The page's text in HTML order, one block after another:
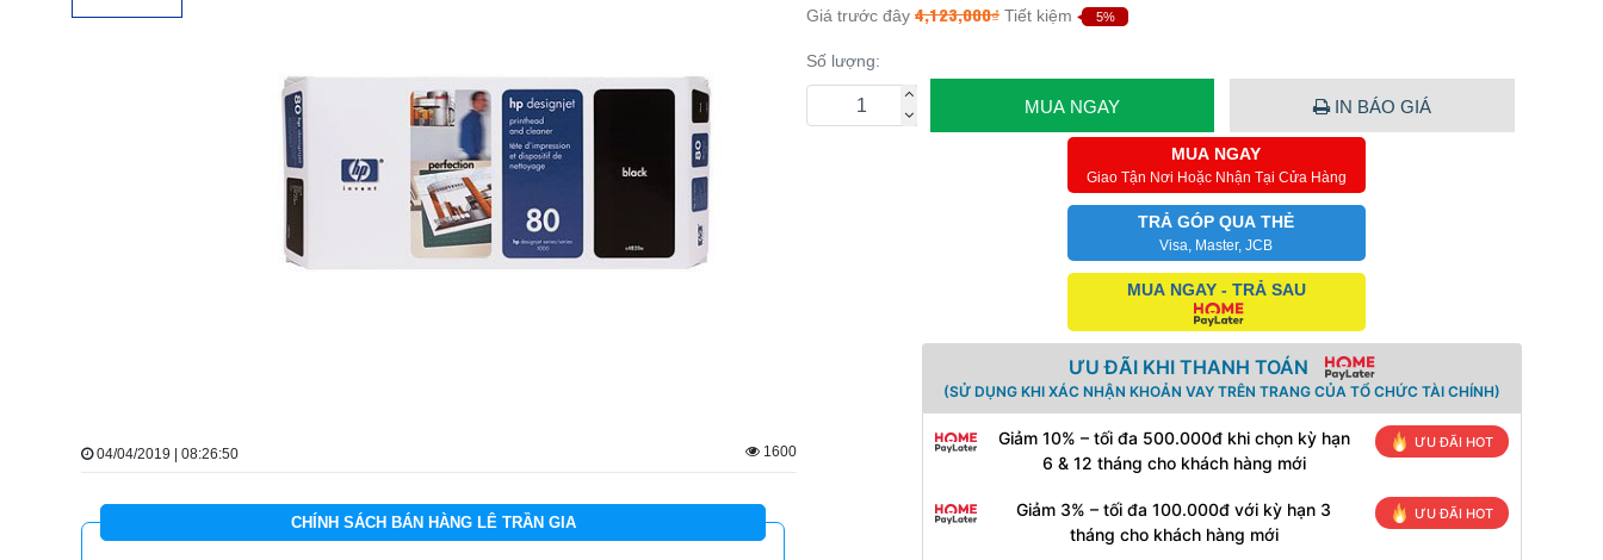
04/04/2019 | 08:26:50 1600
CHÍNH SÁCH BÁN HÀNG LÊ TRẦN GIA
Giá trước đây 4,123,000₫ Tiết kiệm 5%
Số lượng:
MUA NGAY IN BÁO GIÁ
MUA NGAY
Giao Tận Nơi Hoặc Nhận Tại Cửa Hàng
TRẢ GÓP QUA THẺ
Visa, Master, JCB
MUA NGAY - TRẢ SAU
ƯU ĐÃI KHI THANH TOÁN
(SỬ DỤNG KHI XÁC NHẬN KHOẢN VAY TRÊN TRANG CỦA TỔ CHỨC TÀI CHÍNH)
Giảm 10% – tối đa 500.000đ khi chọn kỳ hạn
6 & 12 tháng cho khách hàng mới
ƯU ĐÃI HOT
Giảm 3% – tối đa 100.000đ với kỳ hạn 3
tháng cho khách hàng mới
ƯU ĐÃI HOT